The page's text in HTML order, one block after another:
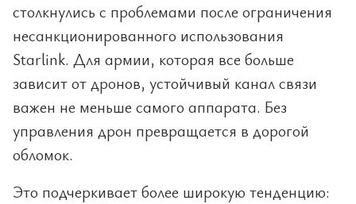
столкнулись с проблемами после ограничения
несанкционированного использования
Starlink. Для армии, которая все больше
зависит от дронов, устойчивый канал связи
важен не меньше самого аппарата. Без
управления дрон превращается в дорогой
обломок.
Это подчеркивает более широкую тенденцию: